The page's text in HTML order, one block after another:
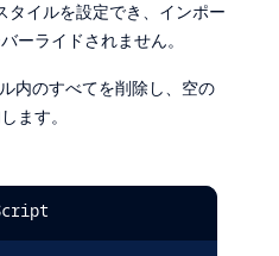
タイルを設定でき、インポー
ーライドされません。
内のすべてを削除し、空の
ます。